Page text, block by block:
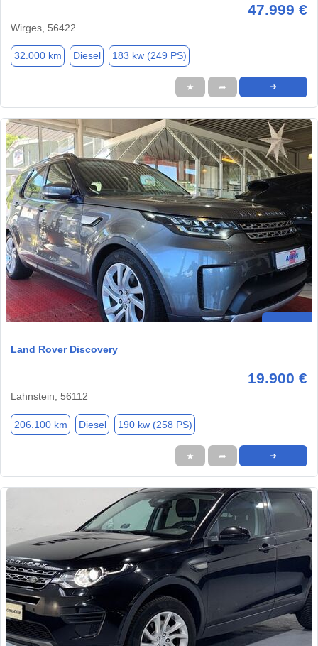
47.999 €
Wirges, 56422
32.000 km Diesel 183 kw (249 PS)
★ ➦ ➜
Land Rover Discovery
19.900 €
Lahnstein, 56112
206.100 km Diesel 190 kw (258 PS)
★ ➦ ➜